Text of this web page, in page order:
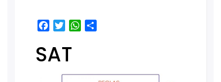
Facebook
TwitterWhatsApp
SAT